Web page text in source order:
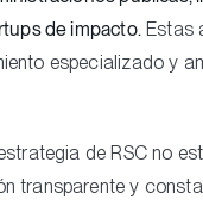
de impacto. Estas
especializado y
de RSC no
transparente y